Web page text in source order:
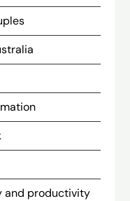
and productivity